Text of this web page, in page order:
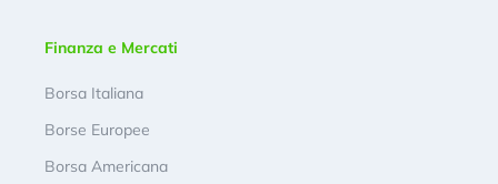
Finanza e Mercati
Borsa Italiana
Borse Europee
Borsa Americana